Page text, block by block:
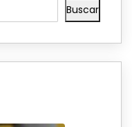
Buscar